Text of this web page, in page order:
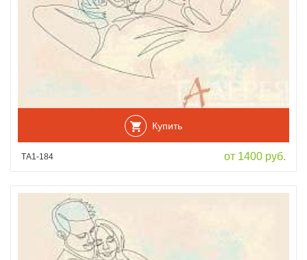
Купить
ТА1-184 от 1400 руб.